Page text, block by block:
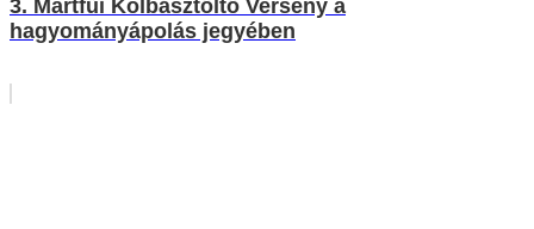
3. Martfűi Kolbásztöltő Verseny a
hagyományápolás jegyében